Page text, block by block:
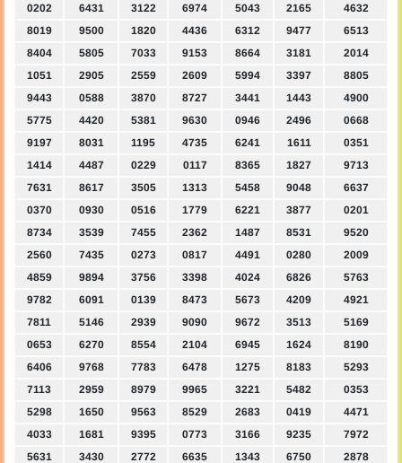
0202
6431 3122 6974 5043 2165
4632
8019
9500 1820 4436 6312 9477
6513
8404
5805 7033 9153 8664 3181
2014
1051
2905 2559 2609 5994 3397
8805
9443
0588 3870 8727 3441 1443
4900
5775
4420 5381 9630 0946 2496
0668
9197
8031 1195 4735 6241 1611
0351
1414
4487 0229 0117 8365 1827
9713
7631
8617 3505 1313 5458 9048
6637
0370
0930 0516 1779 6221 3877
0201
8734
3539 7455 2362 1487 8531
9520
2560
7435 0273 0817 4491 0280
2009
4859
9894 3756 3398 4024 6826
5763
9782
6091 0139 8473 5673 4209
4921
7811
5146 2939 9090 9672 3513
5169
0653
6270 8554 2104 6945 1624
8190
6406
9768 7783 6478 1275 8183
5293
7113
2959 8979 9965 3221 5482
0353
5298
1650 9563 8529 2683 0419
4471
4033
1681 9395 0773 3166 9235
7972
5631
3430 2772 6635 1343 6750
2878